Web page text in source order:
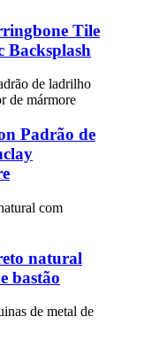
Tile
Backsplash
Padrão de
natural
bastão